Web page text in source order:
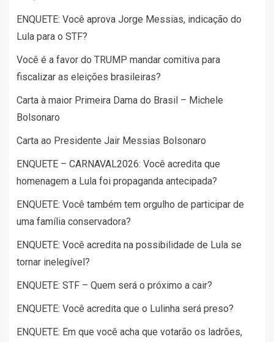
ENQUETE: Você aprova Jorge Messias, indicação do
Lula para o STF?
Você é a favor do TRUMP mandar comitiva para
fiscalizar as eleições brasileiras?
Carta à maior Primeira Dama do Brasil – Michele
Bolsonaro
Carta ao Presidente Jair Messias Bolsonaro
ENQUETE – CARNAVAL2026: Você acredita que
homenagem a Lula foi propaganda antecipada?
ENQUETE: Você também tem orgulho de participar de
uma família conservadora?
ENQUETE: Você acredita na possibilidade de Lula se
tornar inelegível?
ENQUETE: STF – Quem será o próximo a cair?
ENQUETE: Você acredita que o Lulinha será preso?
ENQUETE: Em que você acha que votarão os ladrões,